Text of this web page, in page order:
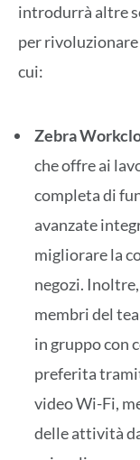
introdurrà altre
per
cui:
Zebra
che offre ai
completa di
avanzate
migliorare la
negozi.
membri del
in gruppo con
preferita
video Wi-Fi,
delle attività